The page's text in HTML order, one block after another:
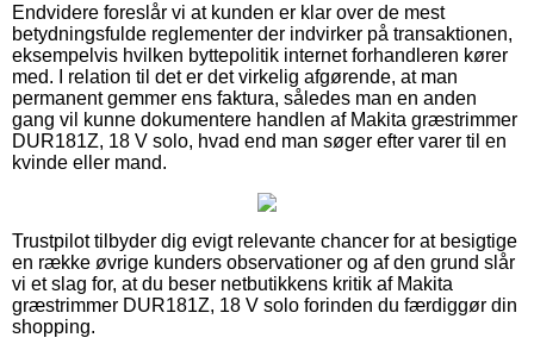
Endvidere foreslår vi at kunden er klar over de mest
betydningsfulde reglementer der indvirker på transaktionen,
eksempelvis hvilken byttepolitik internet forhandleren kører
med. I relation til det er det virkelig afgørende, at man
permanent gemmer ens faktura, således man en anden
gang vil kunne dokumentere handlen af Makita græstrimmer
DUR181Z, 18 V solo, hvad end man søger efter varer til en
kvinde eller mand.
Trustpilot tilbyder dig evigt relevante chancer for at besigtige
en række øvrige kunders observationer og af den grund slår
vi et slag for, at du beser netbutikkens kritik af Makita
græstrimmer DUR181Z, 18 V solo forinden du færdiggør din
shopping.